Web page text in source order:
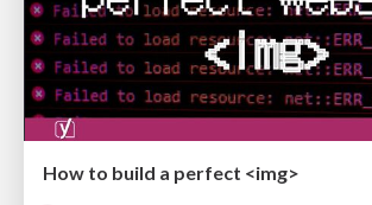
How to build a perfect <img>